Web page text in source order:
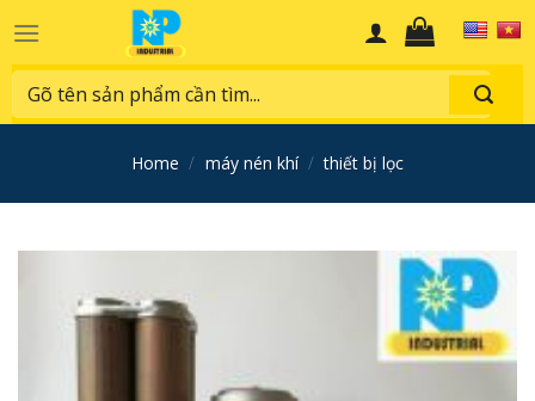
to
content
Search
for:
home / máy nén khí / thiết bị lọc